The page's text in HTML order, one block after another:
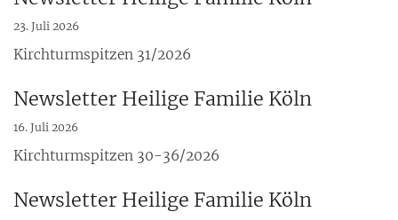
23. Juli 2026
Kirchturmspitzen 31/2026
Newsletter Heilige Familie Köln
16. Juli 2026
Kirchturmspitzen 30-36/2026
Newsletter Heilige Familie Köln